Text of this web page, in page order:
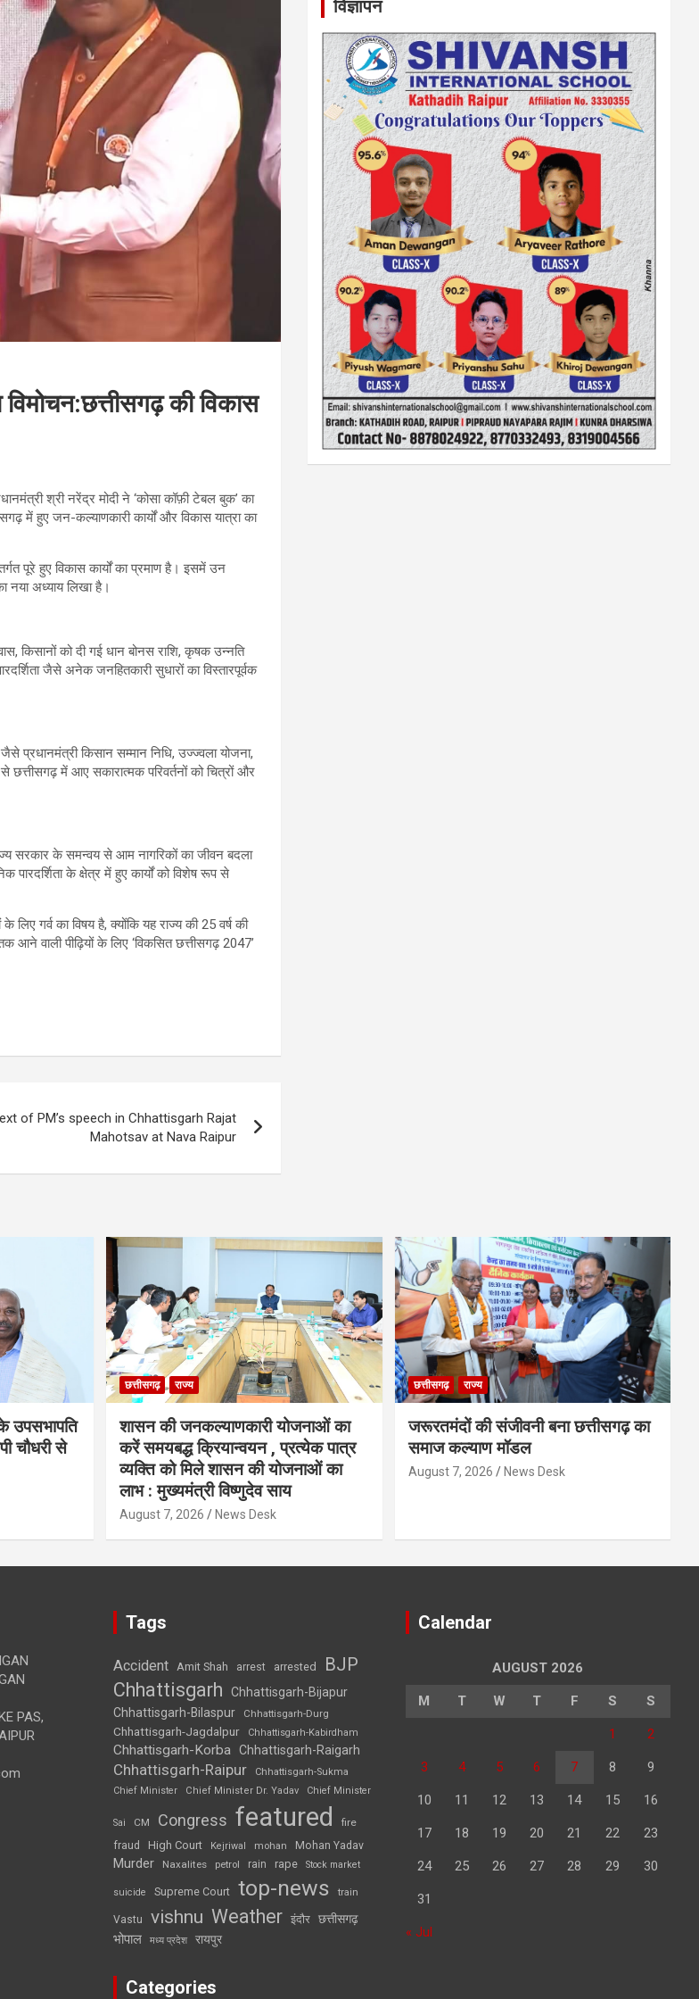
की विकास
श्री नरेंद्र मोदी ने ‘कोसा कॉफ़ी टेबल बुक’ का
में हुए जन-कल्याणकारी कार्यों और विकास यात्रा का
पूरे हुए विकास कार्यों का प्रमाण है। इसमें उन
नया अध्याय लिखा है।
किसानों को दी गई धान बोनस राशि, कृषक उन्नति
जैसे अनेक जनहितकारी सुधारों का विस्तारपूर्वक
प्रधानमंत्री किसान सम्मान निधि, उज्ज्वला योजना,
में आए सकारात्मक परिवर्तनों को चित्रों और
सरकार के समन्वय से आम नागरिकों का जीवन बदला
के क्षेत्र में हुए कार्यों को विशेष रूप से
गर्व का विषय है, क्योंकि यह राज्य की 25 वर्ष की
आने वाली पीढ़ियों के लिए ‘विकसित छत्तीसगढ़ 2047’
of PM’s speech in Chhattisgarh Rajat
Mahotsav at Nava Raipur
विज्ञापन
उपसभापति
चौधरी से
छत्तीसगढ़ राज्य
शासन की जनकल्याणकारी योजनाओं का
करें समयबद्ध क्रियान्वयन , प्रत्येक पात्र
व्यक्ति को मिले शासन की योजनाओं का
लाभ : मुख्यमंत्री विष्णुदेव साय
August 7, 2026 News Desk
छत्तीसगढ़ राज्य
जरूरतमंदों की संजीवनी बना छत्तीसगढ़ का
समाज कल्याण मॉडल
August 7, 2026 News Desk
PAS,
Tags
Accident Amit Shah arrest arrested BJP
Chhattisgarh
Chhattisgarh-Bijapur
Chhattisgarh-Bilaspur
Chhattisgarh-Durg
Chhattisgarh-Jagdalpur Chhattisgarh-Kabirdham
Chhattisgarh-Korba Chhattisgarh-Raigarh
Chhattisgarh-Raipur
Chhattisgarh-Sukma
Chief Minister
Chief Minister Dr. Yadav Chief Minister
Sai CM Congress featured
fire
fraud
High Court Kejriwal mohan Mohan Yadav
Murder Naxalites petrol rain rape Stock market
suicide Supreme Court top-news train
Vastu vishnu Weather इंदौर छत्तीसगढ़
भोपाल मध्य प्रदेश रायपुर
Categories
Calendar
AUGUST 2026
M T W T F S S
1 2
3 4 5 6 7 8 9
10 11 12 13 14 15 16
17 18 19 20 21 22 23
24 25 26 27 28 29 30
31
« Jul